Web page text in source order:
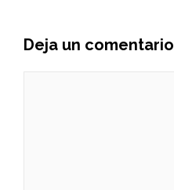
Deja un comentario